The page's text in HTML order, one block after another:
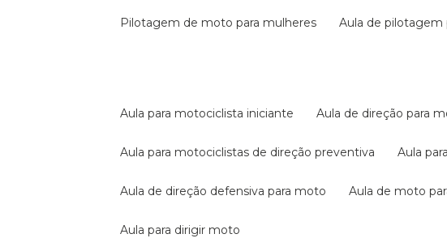
pilotagem de moto para mulheres aula de
aula para motociclista iniciante aula de direção para
aula para motociclistas de direção preventiva aula
aula de direção defensiva para moto aula de moto
aula para dirigir moto